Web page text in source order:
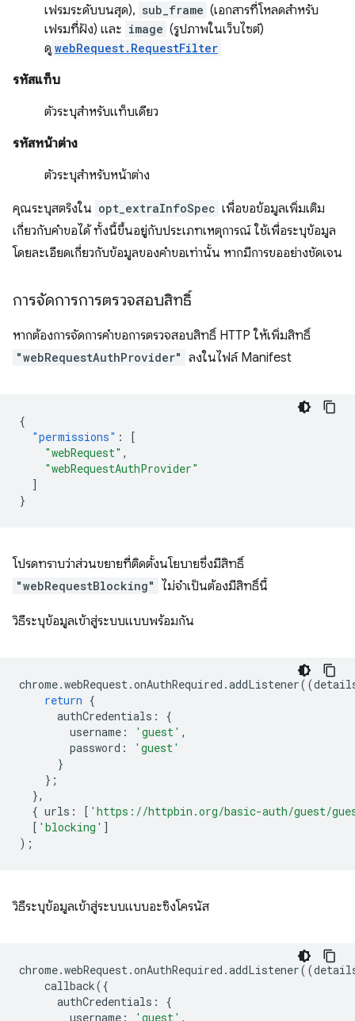
เฟรมระดับบนสุด), sub_frame (เอกสารที่โหลดสำหรับ
เฟรมที่ฝัง) และ image (รูปภาพในเว็บไซต์)
ดู webRequest.RequestFilter
รหัสแท็บ
ตัวระบุสำหรับแท็บเดียว
รหัสหน้าต่าง
ตัวระบุสำหรับหน้าต่าง
คุณระบุสตริงใน opt_extraInfoSpec เพื่อขอข้อมูลเพิ่มเติม
เกี่ยวกับคำขอได้ ทั้งนี้ขึ้นอยู่กับประเภทเหตุการณ์ ใช้เพื่อระบุข้อมูล
โดยละเอียดเกี่ยวกับข้อมูลของคำขอเท่านั้น หากมีการขออย่างชัดเจน
การจัดการการตรวจสอบสิทธิ์
หากต้องการจัดการคำขอการตรวจสอบสิทธิ์ HTTP ให้เพิ่มสิทธิ์
"webRequestAuthProvider" ลงในไฟล์ Manifest
{
"permissions" :
[
"webRequest" ,
"webRequestAuthProvider"
]
}
โปรดทราบว่าส่วนขยายที่ติดตั้งนโยบายซึ่งมีสิทธิ์
"webRequestBlocking" ไม่จำเป็นต้องมีสิทธิ์นี้
วิธีระบุข้อมูลเข้าสู่ระบบแบบพร้อมกัน
chrome.webRequest.onAuthRequired .addListener((
return {
authCredentials :
{
username : 'guest' ,
password :
'guest'
}
};
},
{ urls : [ 'https://httpbin.org/basic-auth/guest/
[ 'blocking' ]
);
วิธีระบุข้อมูลเข้าสู่ระบบแบบอะซิงโครนัส
chrome.webRequest.onAuthRequired .addListener((
callback({
authCredentials :
{
username : 'guest' ,